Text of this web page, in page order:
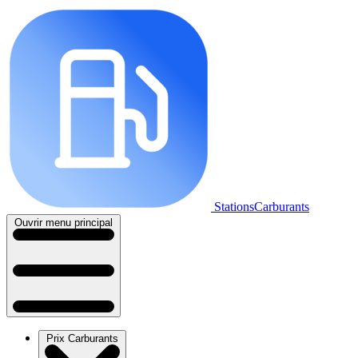
StationsCarburants
Ouvrir menu principal
Prix Carburants